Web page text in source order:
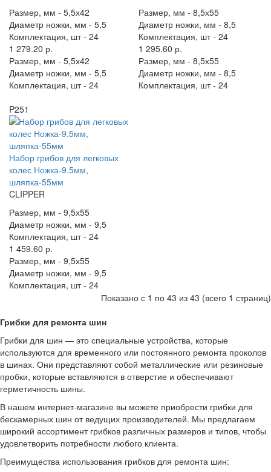
Размер, мм - 5,5х42
Диаметр ножки, мм - 5,5
Комплектация, шт - 24
1 279.20 р.
Размер, мм - 5,5х42
Диаметр ножки, мм - 5,5
Комплектация, шт - 24
Размер, мм - 8,5х55
Диаметр ножки, мм - 8,5
Комплектация, шт - 24
1 295.60 р.
Размер, мм - 8,5х55
Диаметр ножки, мм - 8,5
Комплектация, шт - 24
P251
Набор грибов для легковых
колес Ножка-9.5мм,
шляпка-55мм
CLIPPER
Размер, мм - 9,5х55
Диаметр ножки, мм - 9,5
Комплектация, шт - 24
1 459.60 р.
Размер, мм - 9,5х55
Диаметр ножки, мм - 9,5
Комплектация, шт - 24
Показано с 1 по 43 из 43 (всего 1 страниц)
Грибки для ремонта шин
Грибки для шин — это специальные устройства, которые
используются для временного или постоянного ремонта проколов
в шинах. Они представляют собой металлические или резиновые
пробки, которые вставляются в отверстие и обеспечивают
герметичность шины.
В нашем интернет-магазине вы можете приобрести грибки для
бескамерных шин от ведущих производителей. Мы предлагаем
широкий ассортимент грибков различных размеров и типов, чтобы
удовлетворить потребности любого клиента.
Преимущества использования грибков для ремонта шин: